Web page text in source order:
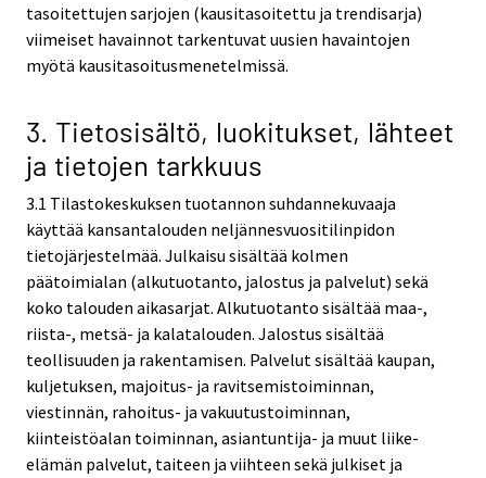
tasoitettujen sarjojen (kausitasoitettu ja trendisarja)
viimeiset havainnot tarkentuvat uusien havaintojen
myötä kausitasoitusmenetelmissä.
3. Tietosisältö, luokitukset, lähteet
ja tietojen tarkkuus
3.1 Tilastokeskuksen tuotannon suhdannekuvaaja
käyttää kansantalouden neljännesvuositilinpidon
tietojärjestelmää. Julkaisu sisältää kolmen
päätoimialan (alkutuotanto, jalostus ja palvelut) sekä
koko talouden aikasarjat. Alkutuotanto sisältää maa-,
riista-, metsä- ja kalatalouden. Jalostus sisältää
teollisuuden ja rakentamisen. Palvelut sisältää kaupan,
kuljetuksen, majoitus- ja ravitsemistoiminnan,
viestinnän, rahoitus- ja vakuutustoiminnan,
kiinteistöalan toiminnan, asiantuntija- ja muut liike-
elämän palvelut, taiteen ja viihteen sekä julkiset ja